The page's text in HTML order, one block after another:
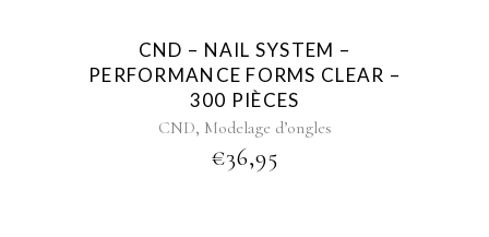
CND – NAIL SYSTEM –
PERFORMANCE FORMS CLEAR –
300 PIÈCES
CND, Modelage d’ongles
€36,95